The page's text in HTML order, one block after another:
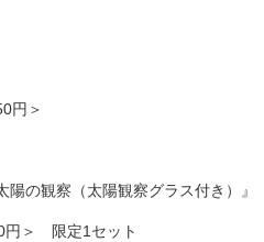
円＞
陽の観察（太陽観察グラス付き）』
＞ 限定1セット